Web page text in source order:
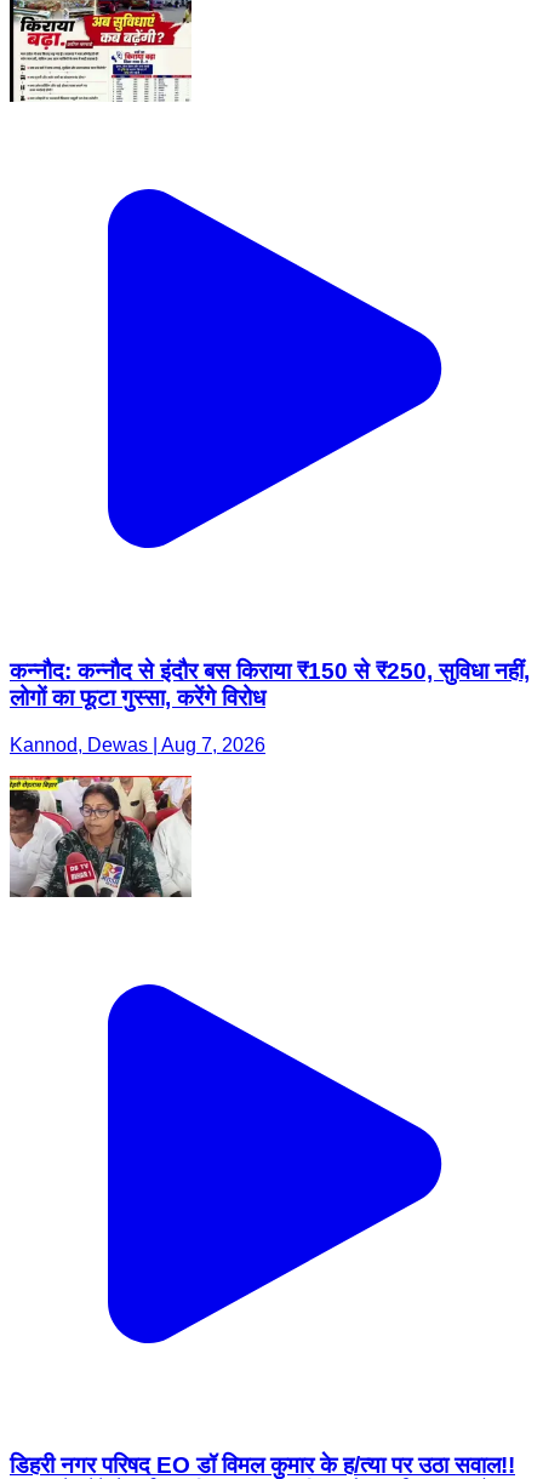
कन्नौद: कन्नौद से इंदौर बस किराया ₹150 से ₹250, सुविधा नहीं,
लोगों का फूटा गुस्सा, करेंगे विरोध
Kannod, Dewas | Aug 7, 2026
डिहरी नगर परिषद EO डॉ विमल कुमार के ह/त्या पर उठा सवाल!!